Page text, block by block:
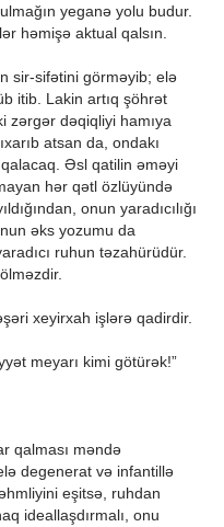
yeganə yolu budur.
həmişə aktual qalsın.
sir-sifətini görməyib; elə
itib. Lakin artıq şöhrət
zərgər dəqiqliyi hamıya
atsan da, ondakı
Əsl qatilin əməyi
hər qətl özlüyündə
onun yaradıcılığı
əks yozumu da
ruhun təzahürüdür.
xeyirxah işlərə qadirdir.
meyarı kimi götürək!”
qalması məndə
degenerat və infantillə
eşitsə, ruhdan
ideallaşdırmalı, onu